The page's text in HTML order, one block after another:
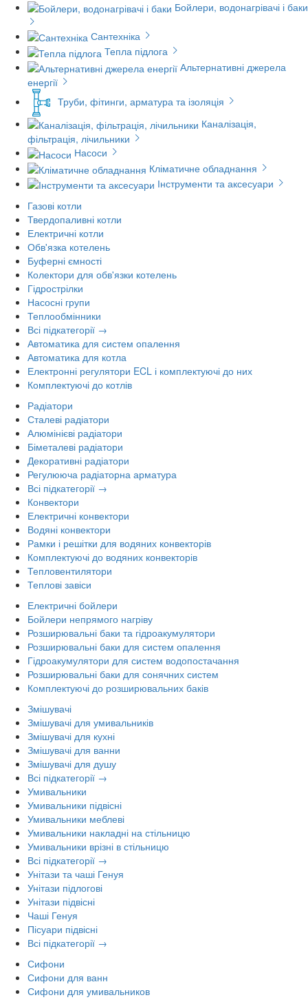
Бойлери, водонагрівачі і баки
Сантехніка
Тепла підлога
Альтернативні джерела
енергії
Труби, фітинги, арматура та ізоляція
Каналізація,
фільтрація, лічильники
Насоси
Кліматичне обладнання
Інструменти та аксесуари
Газові котли
Твердопаливні котли
Електричні котли
Обв'язка котелень
Буферні ємності
Колектори для обв'язки котелень
Гідрострілки
Насосні групи
Теплообмінники
Всі підкатегорії →
Автоматика для систем опалення
Автоматика для котла
Електронні регулятори ECL і комплектуючі до них
Комплектуючі до котлів
Радіатори
Сталеві радіатори
Алюмінієві радіатори
Біметалеві радіатори
Декоративні радіатори
Регулююча радіаторна арматура
Всі підкатегорії →
Конвектори
Електричні конвектори
Водяні конвектори
Рамки і решітки для водяних конвекторів
Комплектуючі до водяних конвекторів
Тепловентилятори
Теплові завіси
Електричні бойлери
Бойлери непрямого нагріву
Розширювальні баки та гідроакумулятори
Розширювальні баки для систем опалення
Гідроакумулятори для систем водопостачання
Розширювальні баки для сонячних систем
Комплектуючі до розширювальних баків
Змішувачі
Змішувачі для умивальників
Змішувачі для кухні
Змішувачі для ванни
Змішувачі для душу
Всі підкатегорії →
Умивальники
Умивальники підвісні
Умивальники меблеві
Умивальники накладні на стільницю
Умивальники врізні в стільницю
Всі підкатегорії →
Унітази та чаші Генуя
Унітази підлогові
Унітази підвісні
Чаші Генуя
Пісуари підвісні
Всі підкатегорії →
Сифони
Сифони для ванн
Сифони для умивальников